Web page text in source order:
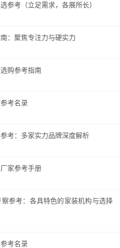
参考（立足需求，各展所长）
：聚焦专注力与硬实力
购参考指南
考名录
考：多家实力品牌深度解析
家参考手册
参考：各具特色的家装机构与选择
考名录